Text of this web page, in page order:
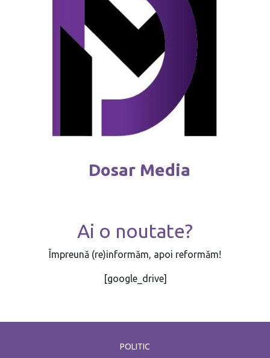
Dosar Media
Ai o noutate?
Împreună (re)informăm, apoi reformăm!
[google_drive]
POLITIC